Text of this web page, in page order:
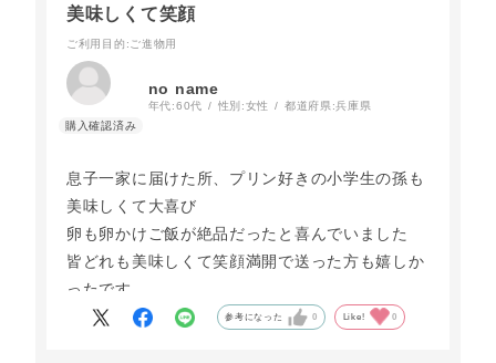
美味しくて笑顔
ご利用目的 :ご進物用
no name
年代:60代 性別:女性 都道府県:兵庫県
息子一家に届けた所、プリン好きの小学生の孫も
美味しくて大喜び
卵も卵かけご飯が絶品だったと喜んでいました
皆どれも美味しくて笑顔満開で送った方も嬉しか
ったです
参考になった 0 Like! 0